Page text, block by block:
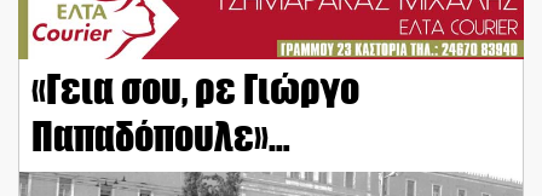
«Γεια σου, ρε Γιώργο
Παπαδόπουλε»…